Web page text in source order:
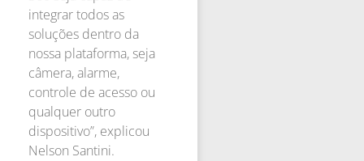
integrar todos as
soluções dentro da
nossa plataforma, seja
câmera, alarme,
controle de acesso ou
qualquer outro
dispositivo”, explicou
Nelson Santini.